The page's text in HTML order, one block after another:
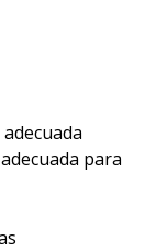
para